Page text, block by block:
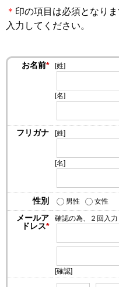
＊ 印の項目は必須となり
入力してください。
お名前* [姓]
[名]
フリガナ [姓]
[名]
性別 男性 女性
メールア
ドレス*
確認の為、２回入力
[確認]